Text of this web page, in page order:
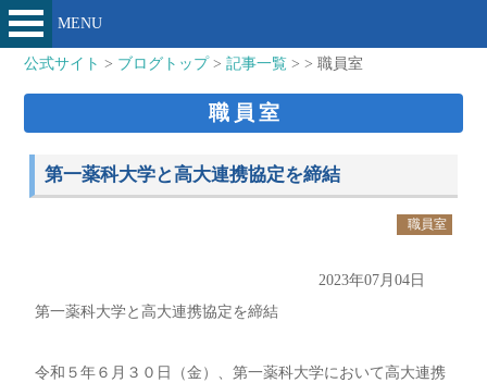
MENU
公式サイト > ブログトップ>記事一覧 > > 職員室
職員室
第一薬科大学と高大連携協定を締結
職員室
2023年07月04日
第一薬科大学と高大連携協定を締結
令和５年６月３０日（金）、第一薬科大学において高大連携